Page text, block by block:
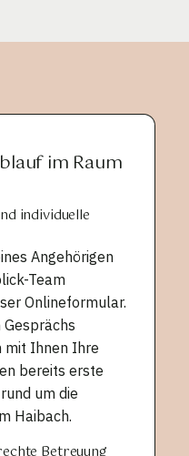
im Raum
individuelle
Angehörigen
Team
Onlineformular.
mit Ihnen Ihre
bereits erste
um die
Haibach.